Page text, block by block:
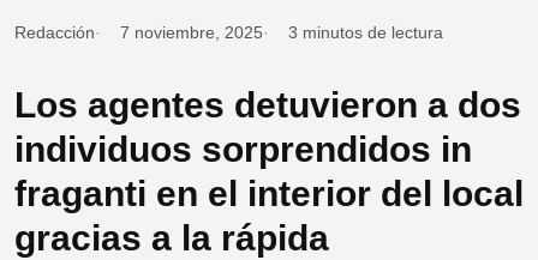
Redacción 7 noviembre, 2025 3 minutos de lectura
Los agentes detuvieron a dos
individuos sorprendidos in
fraganti en el interior del local
gracias a la rápida